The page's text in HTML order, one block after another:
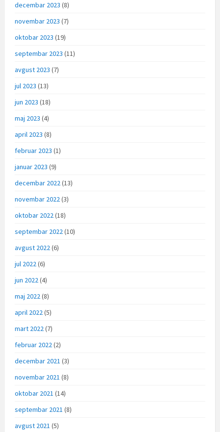
decembar 2023 (8)
novembar 2023 (7)
oktobar 2023 (19)
septembar 2023 (11)
avgust 2023 (7)
jul 2023 (13)
jun 2023 (18)
maj 2023 (4)
april 2023 (8)
februar 2023 (1)
januar 2023 (9)
decembar 2022(13)
novembar 2022(3)
oktobar 2022(18)
septembar 2022(10)
avgust 2022(6)
jul 2022(6)
jun 2022(4)
maj 2022(8)
april 2022(5)
mart 2022(7)
februar 2022(2)
decembar 2021 (3)
novembar 2021 (8)
oktobar 2021 (14)
septembar 2021 (8)
avgust 2021 (5)